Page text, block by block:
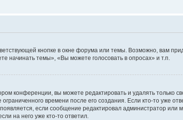
кнопке в окне форума или темы. Возможно, вам
темы», «Вы можете голосовать в опросах» и т.п.
конференции, вы можете редактировать и удалять только
времени после его создания. Если кто-то уже
если сообщение редактировал администратор
на него уже кто-то ответил.